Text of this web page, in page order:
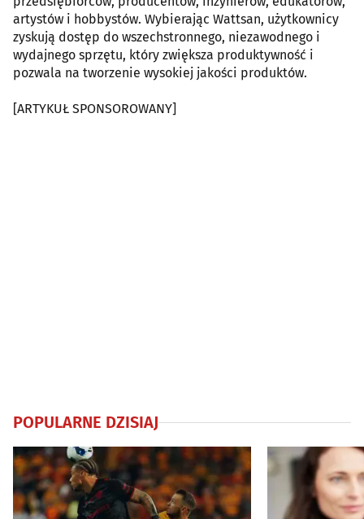
artystów i hobbystów. Wybierając Wattsan, użytkownicy
zyskują dostęp do wszechstronnego, niezawodnego i
wydajnego sprzętu, który zwiększa produktywność i
pozwala na tworzenie wysokiej jakości produktów.
[ARTYKUŁ SPONSOROWANY]
POPULARNE DZISIAJ